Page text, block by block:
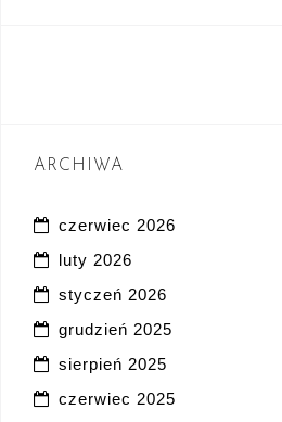
ARCHIWA
czerwiec 2026
luty 2026
styczeń 2026
grudzień 2025
sierpień 2025
czerwiec 2025